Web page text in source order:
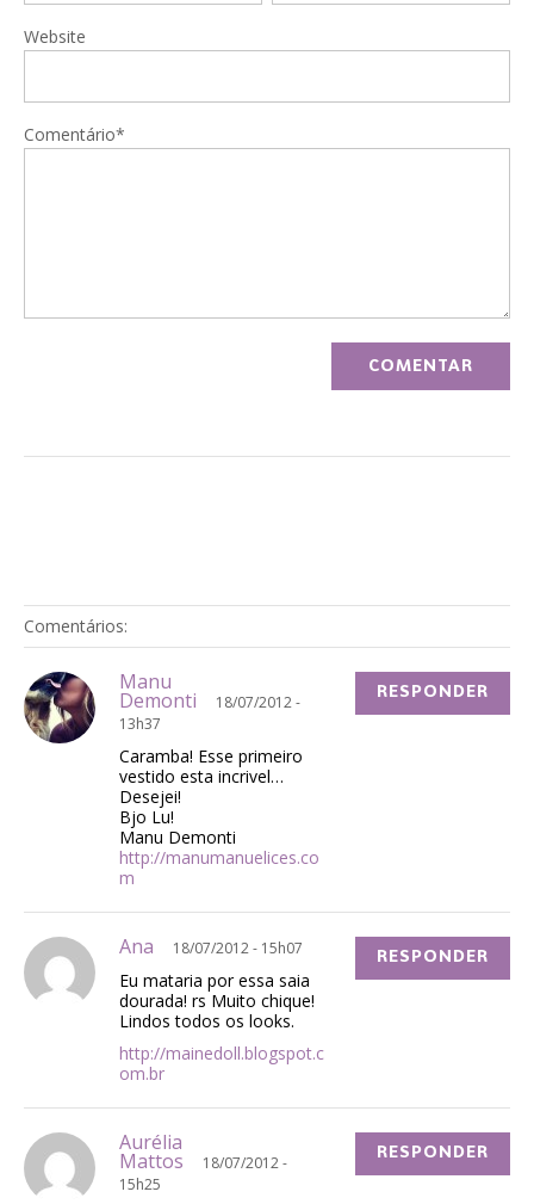
Website
Comentário*
Comentários:
Manu
Demonti
18/07/2012 -
13h37
Caramba! Esse primeiro
vestido esta incrivel…
Desejei!
Bjo Lu!
Manu Demonti
http://manumanuelices.co
m
RESPONDER
Ana 18/07/2012 - 15h07
Eu mataria por essa saia
dourada! rs Muito chique!
Lindos todos os looks.
http://mainedoll.blogspot.c
om.br
RESPONDER
Aurélia
Mattos
18/07/2012 -
15h25
RESPONDER